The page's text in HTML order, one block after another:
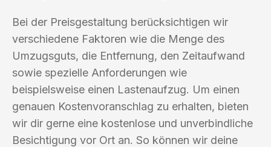
Bei der Preisgestaltung berücksichtigen wir
verschiedene Faktoren wie die Menge des
Umzugsguts, die Entfernung, den Zeitaufwand
sowie spezielle Anforderungen wie
beispielsweise einen Lastenaufzug. Um einen
genauen Kostenvoranschlag zu erhalten, bieten
wir dir gerne eine kostenlose und unverbindliche
Besichtigung vor Ort an. So können wir deine